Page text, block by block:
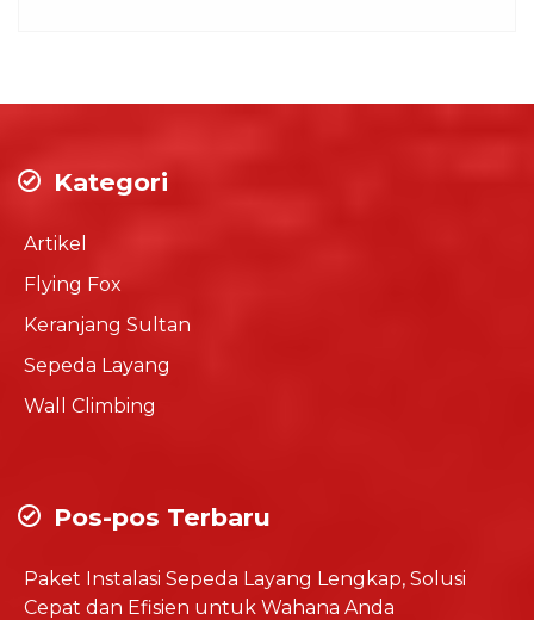
Kategori
Artikel
Flying Fox
Keranjang Sultan
Sepeda Layang
Wall Climbing
Pos-pos Terbaru
Paket Instalasi Sepeda Layang Lengkap, Solusi
Cepat dan Efisien untuk Wahana Anda